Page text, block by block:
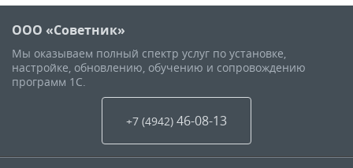
ООО «Советник»
Мы оказываем полный спектр услуг по установке,
настройке, обновлению, обучению и сопровождению
программ 1С.
+7 (4942) 46-08-13